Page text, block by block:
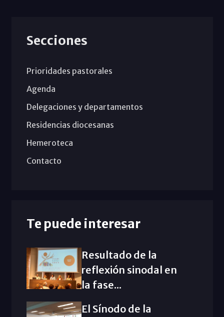
Secciones
Prioridades pastorales
Agenda
Delegaciones y departamentos
Residencias diocesanas
Hemeroteca
Contacto
Te puede interesar
Resultado de la
reflexión sinodal en
la fase...
El Sínodo de la